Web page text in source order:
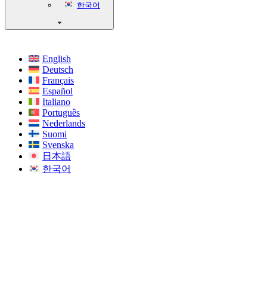
한국어
English
Deutsch
Français
Español
Italiano
Português
Nederlands
Suomi
Svenska
日本語
한국어